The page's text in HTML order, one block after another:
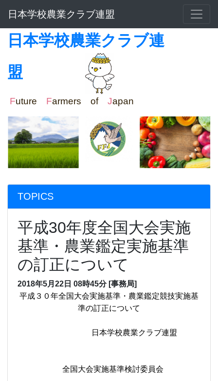
日本学校農業クラブ連盟
日本学校農業クラブ連
盟
Future Farmers of Japan
TOPICS
平成30年度全国大会実施
基準・農業鑑定実施基準
の訂正について
2018年5月22日 08時45分 [事務局]
平成３０年全国大会実施基準・農業鑑定競技実施基
準の訂正について
日本学校農業クラブ連盟
全国大会実施基準検討委員会